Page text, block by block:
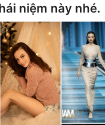
niệm này nhé.